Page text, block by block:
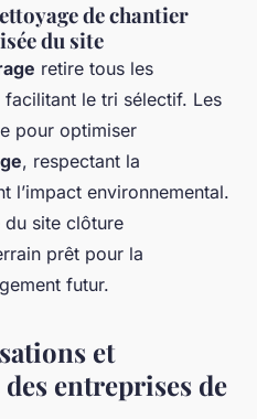
de chantier
du site
retire tous les
le tri sélectif. Les
pour optimiser
, respectant la
l’impact environnemental.
du site clôture
prêt pour la
futur.
et
entreprises de